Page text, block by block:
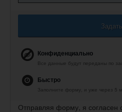
Конфиденциально
Все данные будут переданы по
Быстро
Заполните форму, и уже через 5
Отправляя форму, я согласен